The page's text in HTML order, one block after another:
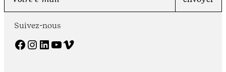
Suivez-nous
Facebook Instagram LinkedIn YouTube Vimeo